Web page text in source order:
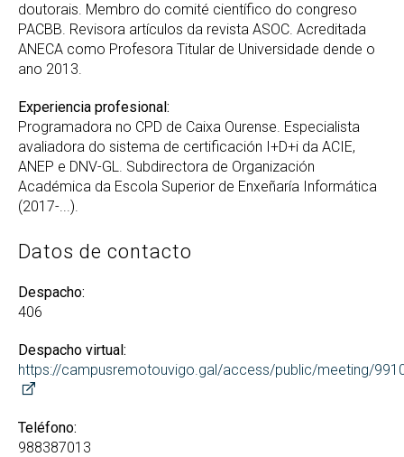
doutorais. Membro do comité científico do congreso
PACBB. Revisora artículos da revista ASOC. Acreditada
ANECA como Profesora Titular de Universidade dende o
ano 2013.
Experiencia profesional:
Programadora no CPD de Caixa Ourense. Especialista
avaliadora do sistema de certificación I+D+i da ACIE,
ANEP e DNV-GL. Subdirectora de Organización
Académica da Escola Superior de Enxeñaría Informática
(2017-...).
Datos de contacto
Despacho:
406
Despacho virtual:
https://campusremotouvigo.gal/access/public/meeting/
Teléfono:
988387013